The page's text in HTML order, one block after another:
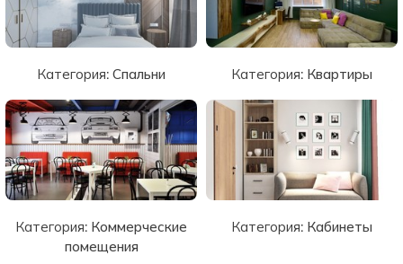
Категория:Спальни Категория: Квартиры
Категория: Коммерческие
помещения
Категория: Кабинеты